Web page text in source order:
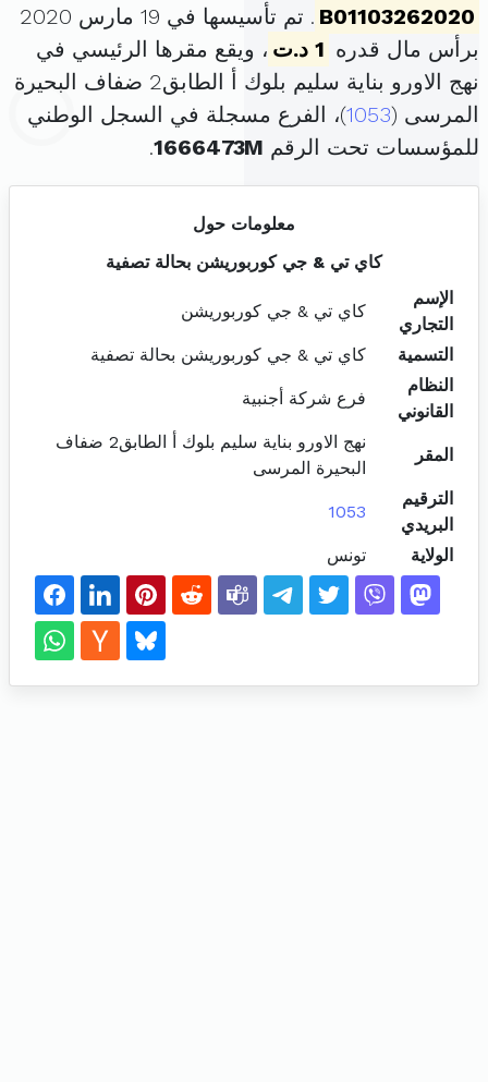
B01103262020
. تم تأسيسها في 19 مارس 2020
برأس مال قدره 1 د.ت
، ويقع مقرها الرئيسي في
نهج الاورو بناية سليم بلوك أ الطابق2 ضفاف البحيرة
المرسى (1053)، الفرع مسجلة في السجل الوطني
للمؤسسات تحت الرقم 1666473M
.
معلومات حول
كاي تي & جي كوربوريشن بحالة تصفية
الإسم
التجاري
كاي تي & جي كوربوريشن
التسمية
كاي تي & جي كوربوريشن بحالة تصفية
النظام
القانوني
فرع شركة أجنبية
المقر
نهج الاورو بناية سليم بلوك أ الطابق2 ضفاف
البحيرة المرسى
الترقيم
البريدي
1053
الولاية تونس